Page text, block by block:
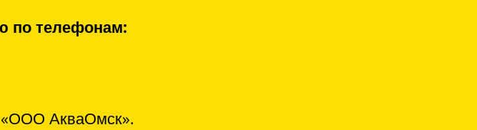
по телефонам:
«ООО АкваОмск».